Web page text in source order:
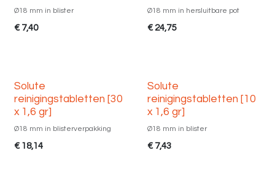
Ø18 mm in blister
€ 7,40
Ø18 mm in hersluitbare pot
€ 24,75
Solute
reinigingstabletten [30
x 1,6 gr]
Ø18 mm in blisterverpakking
€ 18,14
Solute
reinigingstabletten [10
x 1,6 gr]
Ø18 mm in blister
€ 7,43